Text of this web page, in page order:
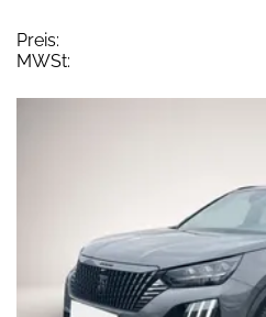
Preis:
MWSt: